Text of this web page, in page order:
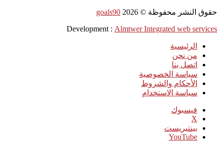
حقوق النشر محفوظة © goals90 2026
Development : Almtwer Integrated web services
الرئيسية
من نحن
اتصل بنا
سياسة الخصوصية
الأحكام والشروط
سياسة الاستخدام
فيسبوك
‫X
بينتيريست
‫YouTube